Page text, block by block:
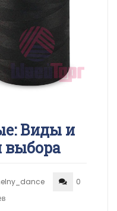
Виды и
выбора
0